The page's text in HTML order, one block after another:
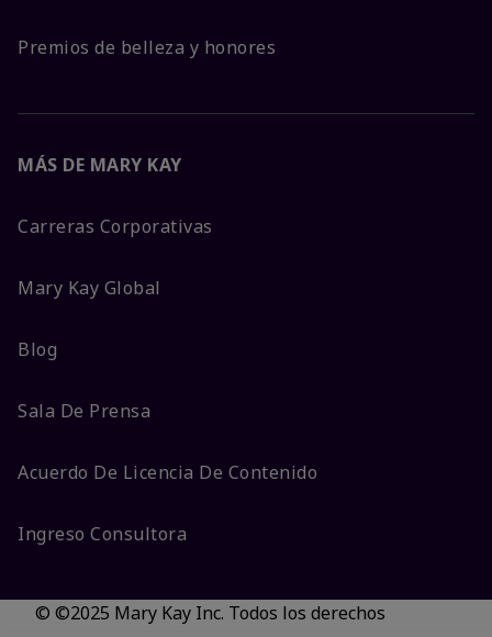
Premios de belleza y honores
MÁS DE MARY KAY
Carreras Corporativas
Mary Kay Global
Blog
Sala De Prensa
Acuerdo De Licencia De Contenido
Ingreso Consultora
© ©2025 Mary Kay Inc. Todos los derechos